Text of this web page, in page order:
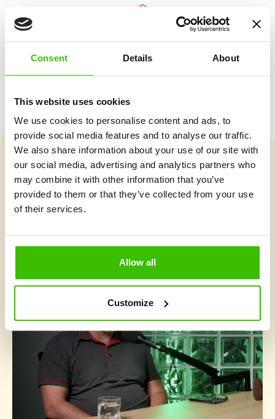
Consent Details About
This website uses cookies
We use cookies to personalise content and ads, to
provide social media features and to analyse our traffic.
We also share information about your use of our site with
our social media, advertising and analytics partners who
may combine it with other information that you’ve
provided to them or that they’ve collected from your use
of their services.
Allow all
Customize
Hrací plán s motivačními samolepkami
Vybrat kurz
Co je v Gymnathlonu nového